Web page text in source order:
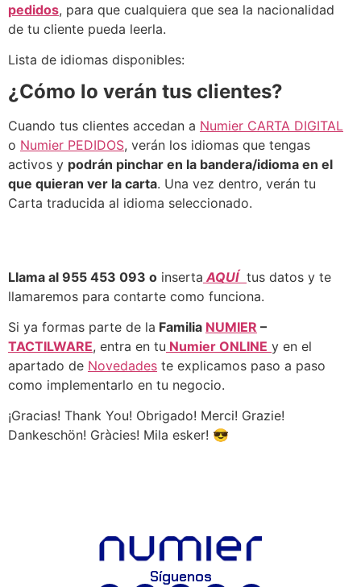
pedidos, para que cualquiera que sea la nacionalidad
de tu cliente pueda leerla.
Lista de idiomas disponibles:
¿Cómo lo verán tus clientes?
Cuando tus clientes accedan a Numier CARTA DIGITAL
o Numier PEDIDOS, verán los idiomas que tengas
activos y podrán pinchar en la bandera/idioma en el
que quieran ver la carta. Una vez dentro, verán tu
Carta traducida al idioma seleccionado.
Llama al 955 453 093 o inserta AQUÍ tus datos y te
llamaremos para contarte como funciona.
Si ya formas parte de la Familia NUMIER –
TACTILWARE, entra en tu Numier ONLINE y en el
apartado de Novedades te explicamos paso a paso
como implementarlo en tu negocio.
¡Gracias! Thank You! Obrigado! Merci! Grazie!
Dankeschön! Gràcies! Mila esker! 😎
Síguenos